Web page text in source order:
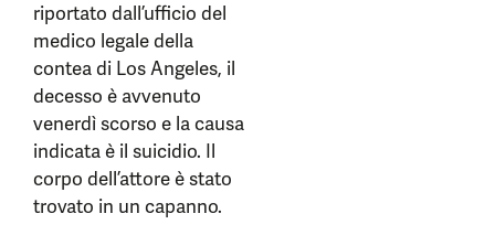
riportato dall’ufficio del
medico legale della
contea di Los Angeles, il
decesso è avvenuto
venerdì scorso e la causa
indicata è il suicidio. Il
corpo dell’attore è stato
trovato in un capanno.